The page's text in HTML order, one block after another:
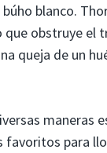
blanco.
obstruye el
queja de un
maneras
favoritos para